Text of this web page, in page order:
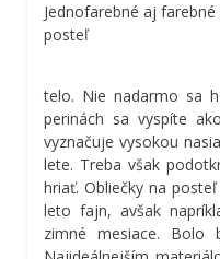
Jednofarebné aj
posteľ
telo. Nie nadarmo sa
perinách sa vyspíte
vyznačuje vysokou
lete. Treba však
hriať. Obliečky na
leto fajn, avšak
zimné mesiace.